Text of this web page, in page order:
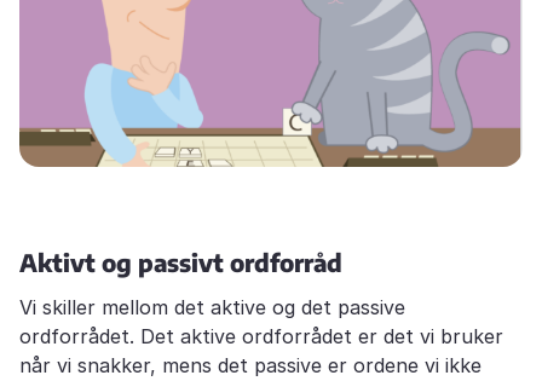
Aktivt og passivt ordforråd
Vi skiller mellom det aktive og det passive
ordforrådet. Det aktive ordforrådet er det vi bruker
når vi snakker, mens det passive er ordene vi ikke